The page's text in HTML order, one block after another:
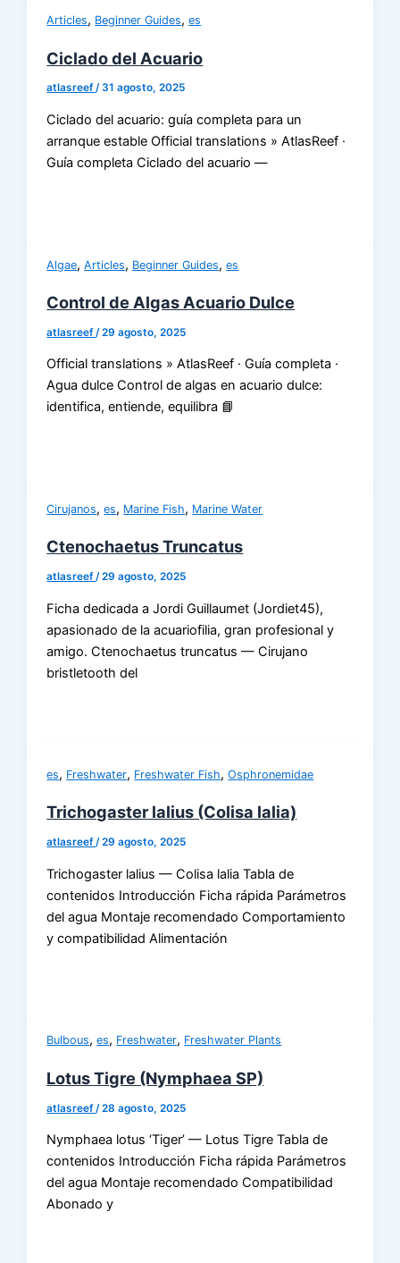
Articles, Beginner Guides,es
Ciclado del Acuario
atlasreef/31 agosto, 2025
Ciclado del acuario: guía completa para un
arranque estable Official translations » AtlasReef ·
Guía completa Ciclado del acuario —
Algae,Articles, Beginner Guides,es
Control de Algas Acuario Dulce
atlasreef /29 agosto, 2025
Official translations » AtlasReef · Guía completa ·
Agua dulce Control de algas en acuario dulce:
identifica, entiende, equilibra 📘
Cirujanos,es, Marine Fish, Marine Water
Ctenochaetus Truncatus
atlasreef/29 agosto, 2025
Ficha dedicada a Jordi Guillaumet (Jordiet45),
apasionado de la acuariofilia, gran profesional y
amigo. Ctenochaetus truncatus — Cirujano
bristletooth del
es, Freshwater, Freshwater Fish,Osphronemidae
Trichogaster lalius (Colisa lalia)
atlasreef/29 agosto, 2025
Trichogaster lalius — Colisa lalia Tabla de
contenidos Introducción Ficha rápida Parámetros
del agua Montaje recomendado Comportamiento
y compatibilidad Alimentación
Bulbous,es, Freshwater, Freshwater Plants
Lotus Tigre (Nymphaea SP)
atlasreef /28 agosto, 2025
Nymphaea lotus ‘Tiger’ — Lotus Tigre Tabla de
contenidos Introducción Ficha rápida Parámetros
del agua Montaje recomendado Compatibilidad
Abonado y